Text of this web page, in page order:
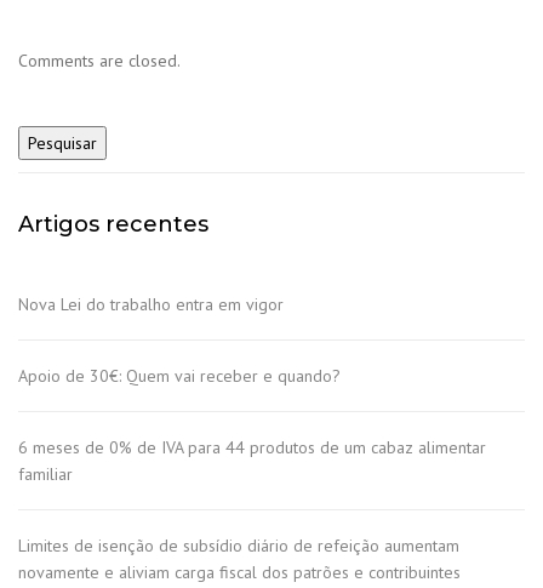
Comments are closed.
Artigos recentes
Nova Lei do trabalho entra em vigor
Apoio de 30€: Quem vai receber e quando?
6 meses de 0% de IVA para 44 produtos de um cabaz alimentar
familiar
Limites de isenção de subsídio diário de refeição aumentam
novamente e aliviam carga fiscal dos patrões e contribuintes